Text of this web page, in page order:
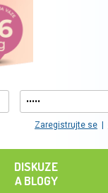
Zaregistrujte se
DISKUZE
A BLOGY